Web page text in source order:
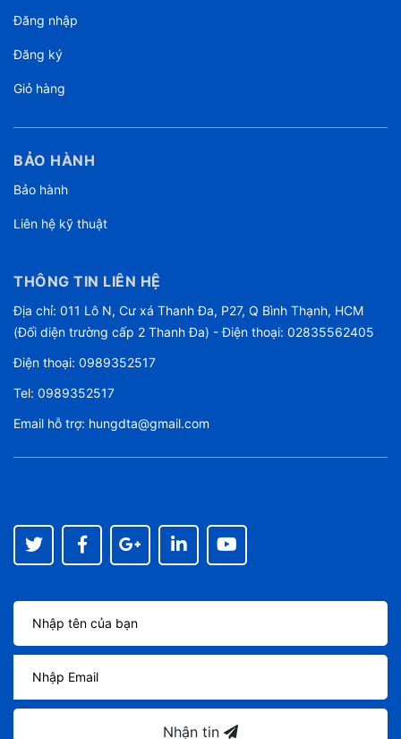
Đăng nhập
Đăng ký
Giỏ hàng
BẢO HÀNH
Bảo hành
Liên hệ kỹ thuật
THÔNG TIN LIÊN HỆ
Địa chỉ: 011 Lô N, Cư xá Thanh Đa, P27, Q Bình Thạnh, HCM
(Đối diện trường cấp 2 Thanh Đa) - Điện thoại: 02835562405
Điện thoại: 0989352517
Tel: 0989352517
Email hỗ trợ: hungdta@gmail.com
Nhận tin